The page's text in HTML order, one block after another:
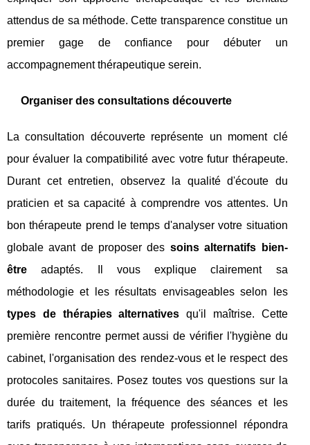
attendus de sa méthode. Cette transparence constitue un
premier gage de confiance pour débuter un
accompagnement thérapeutique serein.
Organiser des consultations découverte
La consultation découverte représente un moment clé
pour évaluer la compatibilité avec votre futur thérapeute.
Durant cet entretien, observez la qualité d'écoute du
praticien et sa capacité à comprendre vos attentes. Un
bon thérapeute prend le temps d'analyser votre situation
globale avant de proposer des soins alternatifs bien-
être adaptés. Il vous explique clairement sa
méthodologie et les résultats envisageables selon les
types de thérapies alternatives qu'il maîtrise. Cette
première rencontre permet aussi de vérifier l'hygiène du
cabinet, l'organisation des rendez-vous et le respect des
protocoles sanitaires. Posez toutes vos questions sur la
durée du traitement, la fréquence des séances et les
tarifs pratiqués. Un thérapeute professionnel répondra